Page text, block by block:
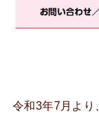
令和3年7月より